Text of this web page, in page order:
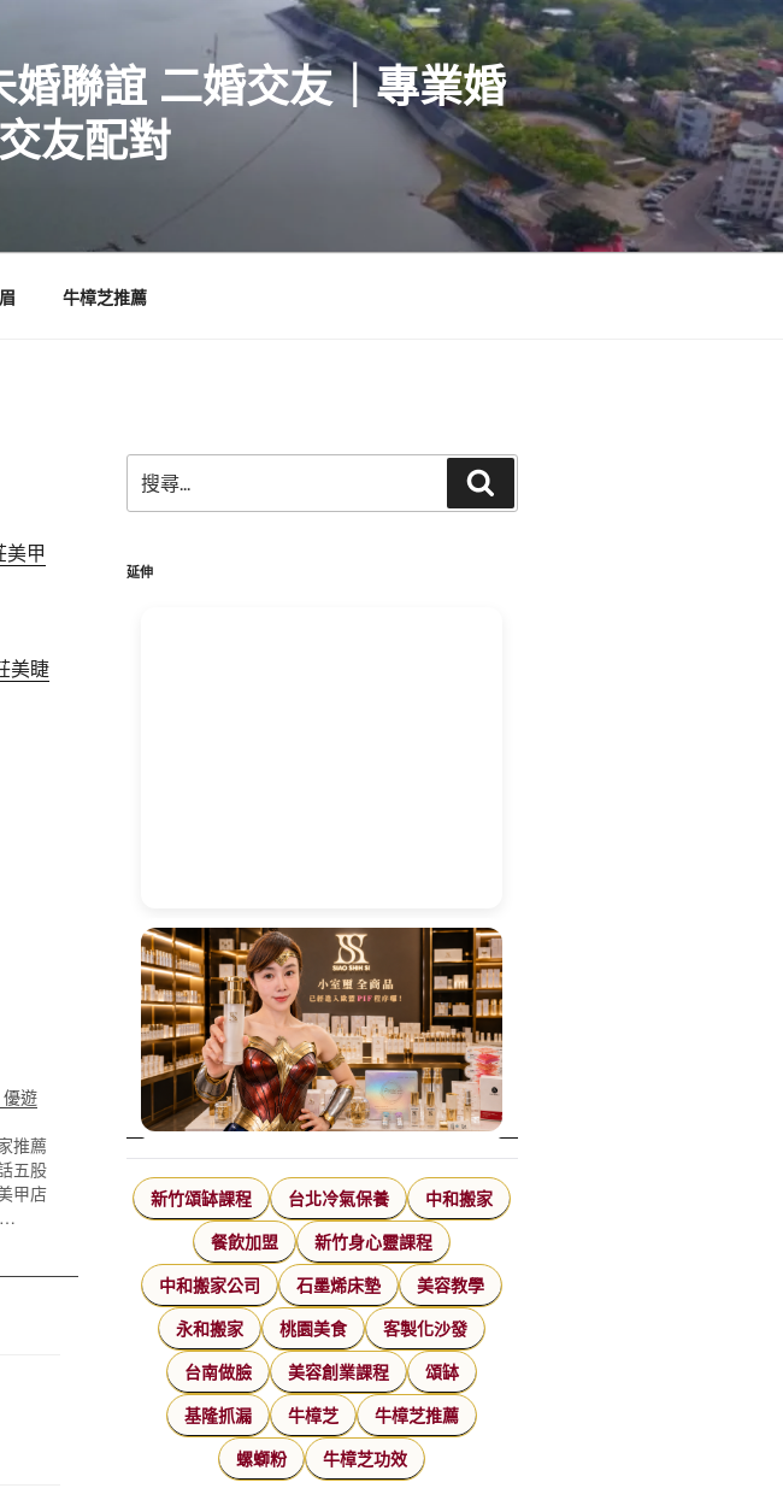
聯誼 二婚交友｜專業婚
友配對
牛樟芝推薦
甲
美睫
遊
推薦
五股
甲店
尋
關
字:
尋
延伸
新竹頌缽課程 台北冷氣保養 中和搬家
餐飲加盟 新竹身心靈課程
中和搬家公司 石墨烯床墊 美容教學
永和搬家 桃園美食 客製化沙發
台南做臉 美容創業課程 頌缽
基隆抓漏 牛樟芝 牛樟芝推薦
螺螄粉 牛樟芝功效